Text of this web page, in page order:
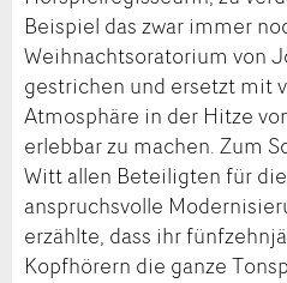
Beispiel das zwar immer
Weihnachtsoratorium von
gestrichen und ersetzt mit
Atmosphäre in der Hitze
erlebbar zu machen. Zum
Witt allen Beteiligten für
anspruchsvolle
erzählte, dass ihr
Kopfhörern die ganze